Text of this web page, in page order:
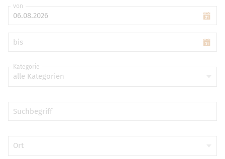
von
bis
alle Kategorien
Kategorie
Suchbegriff
Ort